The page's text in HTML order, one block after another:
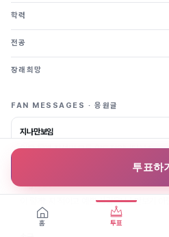
학력
전공
장래희망
FAN MESSAGES · 응원글
지나만보임
외모 몸매 지성미 모두 압도적입니다^^*
이 렇게! 지 적이고 예쁜 사람을! 나 만보기 아
투표하
홈 투표